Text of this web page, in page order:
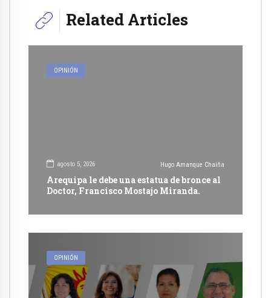
Related Articles
OPINIÓN
agosto 5, 2026 Hugo Amanque Chaiña
Arequipa le debe una estatua de bronce al
Doctor, Francisco Mostajo Miranda.
OPINIÓN